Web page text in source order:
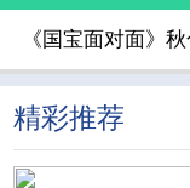
《国宝面对面》
精彩推荐